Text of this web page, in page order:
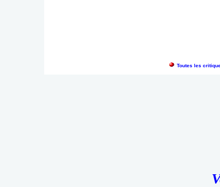
Toutes les